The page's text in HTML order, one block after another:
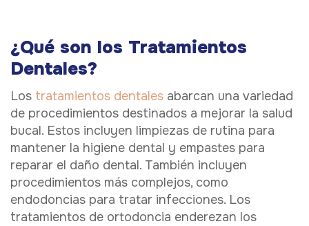
¿Qué son los Tratamientos
Dentales?
Los tratamientos dentales abarcan una variedad
de procedimientos destinados a mejorar la salud
bucal. Estos incluyen limpiezas de rutina para
mantener la higiene dental y empastes para
reparar el daño dental. También incluyen
procedimientos más complejos, como
endodoncias para tratar infecciones. Los
tratamientos de ortodoncia enderezan los